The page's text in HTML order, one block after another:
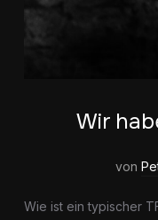
Wir
von
Wie ist ein typischer